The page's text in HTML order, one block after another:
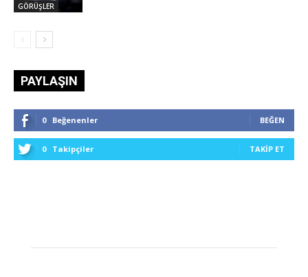
GÖRÜŞLER
PAYLAŞIN
0 Beğenenler BEĞEN
0 Takipçiler TAKIP ET